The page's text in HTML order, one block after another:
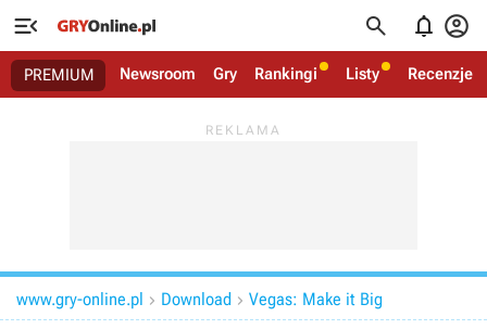
   
PREMIUM Newsroom Gry Rankingi Listy Recenzje
www.gry-online.pl  Download  Vegas: Make it Big